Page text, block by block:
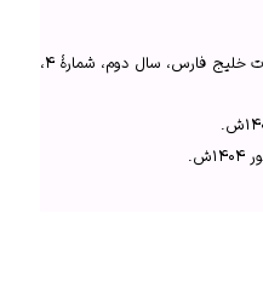
رضایی‌سرچقا، مجتبی، «دلایل متقن و محکم در مورد حقانیت حاکمیت ایران بر جزایر سه‌گانهٔ خلیج فارس»، مطالعات خلیج فارس، سال دوم، شمارهٔ ۴،